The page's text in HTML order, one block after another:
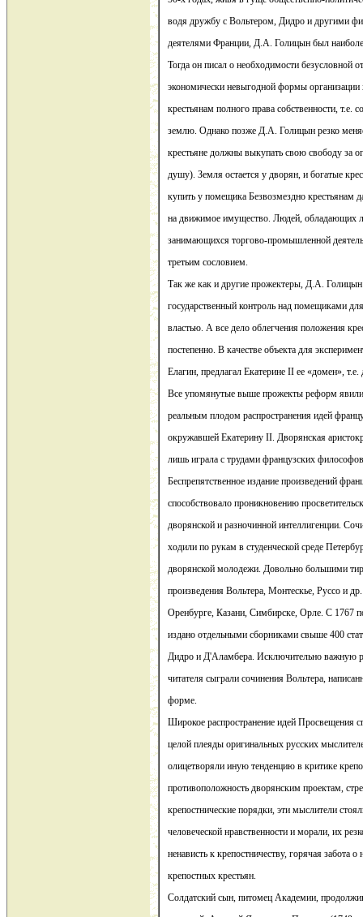
водя дружбу с Вольтером, Дидро и другими
деятелями Франции, Д.А. Голицын был
Тогда он писал о необходимости безусловной
экономически невыгодной формы организации
крестьянам полного права собственности, т.е.
землю. Однако позже Д.А. Голицын резко
крестьяне должны выкупать свою свободу за
душу). Земля остается у дворян, и богатые
купить у помещика Безвозмездно крестьянам
на движимое имущество. Людей,
занимающихся торгово-промышленной
третьим сословием.
Так же как и другие прожектеры, Д.А. Голицын
государственный контроль над помещиками
властью. А все дело облегчения положения
постепенно. В качестве объекта для
Елагин, предлагал Екатерине II ее «домен»,
Все упомянутые выше прожекты реформ
реальным плодом распространения идей
окружавшей Екатерину II. Дворянская
лишь играла с трудами французских
Беспрепятственное издание произведений
способствовало проникновению
дворянской и разночинной интеллигенции.
ходили по рукам в студенческой среде
дворянской молодежи. Довольно большими
произведения Вольтера, Монтескье, Руссо и
Оренбурге, Казани, Симбирске, Орле. С 1767
издано отдельными сборниками свыше 400
Дидро и Д'Аламбера. Исключительно важную
читателя сыграли сочинения Вольтера,
форме.
Широкое распространение идей Просвещения
целой плеяды оригинальных русских
олицетворяли иную тенденцию в критике
противоположность дворянским проектам,
крепостнические порядки, эти мыслители
человеческой нравственности и морали, их
ненависть к крепостничеству, горячая забота
крепостных крестьян.
Солдатский сын, питомец Академии,